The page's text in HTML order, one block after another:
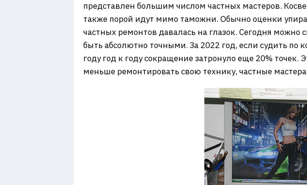
представлен большим числом частных мастеров.
также порой идут мимо таможни. Обычно оценки
частных ремонтов давалась на глазок. Сегодня
быть абсолютно точными. За 2022 год, если судить по
году год к году сокращение затронуло еще 20%
меньше ремонтировать свою технику, частные